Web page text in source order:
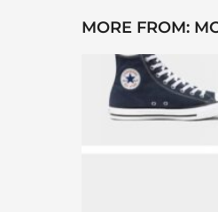
MORE FROM: